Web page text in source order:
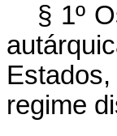
§ 1º
regime